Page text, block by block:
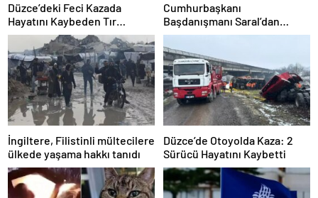
Düzce’deki Feci Kazada
Hayatını Kaybeden Tır
Sürücüsü Memleketine
Uğurlandı
Cumhurbaşkanı
Başdanışmanı Saral’dan
gündem yaratacak Mansur
Yavaş iddiası
İngiltere, Filistinli mültecilere
ülkede yaşama hakkı tanıdı
Düzce’de Otoyolda Kaza: 2
Sürücü Hayatını Kaybetti